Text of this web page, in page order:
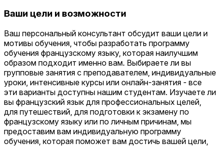
Ваши цели и возможности
Ваш персональный консультант обсудит ваши цели и
мотивы обучения, чтобы разработать программу
обучения французскому языку, которая наилучшим
образом подходит именно вам. Выбираете ли вы
групповые занятия с преподавателем, индивидуальные
уроки, интенсивные курсы или онлайн-занятия - все
эти варианты доступны нашим студентам. Изучаете ли
вы французский язык для профессиональных целей,
для путешествий, для подготовки к экзамену по
французскому языку или по личным причинам, мы
предоставим вам индивидуальную программу
обучения, которая поможет вам достичь вашей цели,